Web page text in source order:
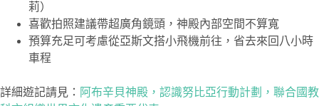
莉）
喜歡拍照建議帶超廣角鏡頭，神殿內部空間不算寬
預算充足可考慮從亞斯文搭小飛機前往，省去來回八小時
車程
詳細遊記請見： 阿布辛貝神殿，認識努比亞行動計劃，聯合國教